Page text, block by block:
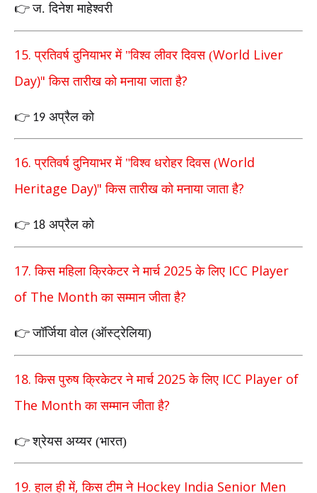
👉 ज. दिनेश माहेश्वरी
15.प्रतिवर्ष दुनियाभर में "विश्व लीवर दिवस (World Liver
Day)"किस तारीख को मनाया जाता है?
👉 19 अप्रैल को
16.प्रतिवर्ष दुनियाभर में "विश्व धरोहर दिवस (World
Heritage Day)"किस तारीख को मनाया जाता है?
👉 18 अप्रैल को
17.किस महिला क्रिकेटर ने मार्च 2025 के लिए ICC Player
of The Monthका सम्मान जीता है?
👉 जॉर्जिया वोल (ऑस्ट्रेलिया)
18.किस पुरुष क्रिकेटर ने मार्च 2025 के लिए ICC Player of
The Monthका सम्मान जीता है?
👉 श्रेयस अय्यर (भारत)
19.हाल ही में,किस टीम ने Hockey India Senior Men